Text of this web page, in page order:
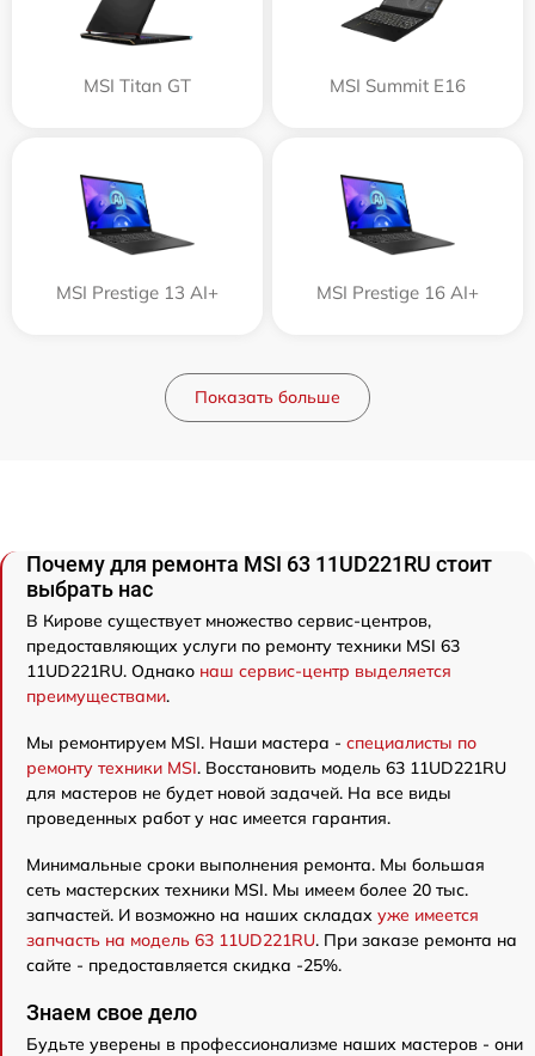
MSI Titan GT MSI Summit E16
MSI Prestige 13 AI+ MSI Prestige 16 AI+
Показать больше
Почему для ремонта MSI 63 11UD221RU стоит
выбрать нас
В Кирове существует множество сервис-центров,
предоставляющих услуги по ремонту техники MSI 63
11UD221RU. Однако наш сервис-центр выделяется
преимуществами.
Мы ремонтируем MSI. Наши мастера - специалисты по
ремонту техники MSI. Восстановить модель 63 11UD221RU
для мастеров не будет новой задачей. На все виды
проведенных работ у нас имеется гарантия.
Минимальные сроки выполнения ремонта. Мы большая
сеть мастерских техники MSI. Мы имеем более 20 тыс.
запчастей. И возможно на наших складах уже имеется
запчасть на модель 63 11UD221RU. При заказе ремонта на
сайте - предоставляется скидка -25%.
Знаем свое дело
Будьте уверены в профессионализме наших мастеров - они